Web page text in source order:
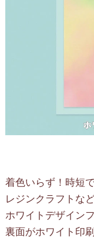
着色いらず！時短
レジンクラフトな
ホワイトデザイン
裏面がホワイト印